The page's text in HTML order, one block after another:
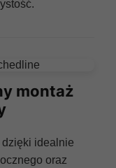
montaż
idealnie
oraz